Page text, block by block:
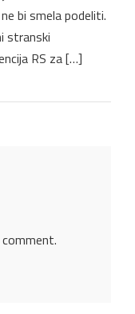
bi smela podeliti.
stranski
RS za […]